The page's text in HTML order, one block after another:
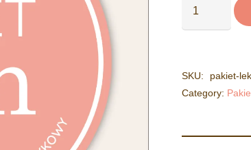
|
-10%
SKU:
pakiet-
Category: